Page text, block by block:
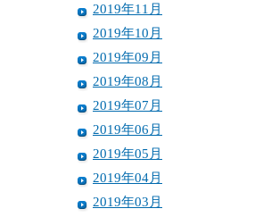
2019年11月
2019年10月
2019年09月
2019年08月
2019年07月
2019年06月
2019年05月
2019年04月
2019年03月